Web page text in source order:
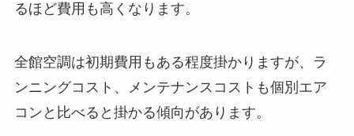
るほど費用も高くなります。
全館空調は初期費用もある程度掛かりますが、ラ
ンニングコスト、メンテナンスコストも個別エア
コンと比べると掛かる傾向があります。